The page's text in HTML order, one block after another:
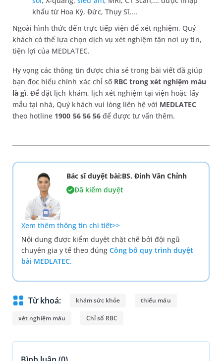
khẩu từ Hoa Kỳ, Đức, Thụy Sĩ,...
Ngoài hình thức đến trực tiếp viện để xét nghiệm, Quý
khách có thể lựa chọn dịch vụ xét nghiệm tận nơi uy tín,
tiện lợi của MEDLATEC.
Hy vọng các thông tin được chia sẻ trong bài viết đã giúp
bạn đọc hiểu chính xác chỉ số RBC trong xét nghiệm máu
là gì. Để đặt lịch khám, lịch xét nghiệm tại viện hoặc lấy
mẫu tại nhà, Quý khách vui lòng liên hệ với MEDLATEC
theo hotline 1900 56 56 56 để được tư vấn thêm.
Bác sĩ duyệt bài:BS. Đinh Văn Chỉnh
Đã kiểm duyệt
Xem thêm thông tin chi tiết>>
Nội dung được kiểm duyệt chặt chẽ bởi đội ngũ
chuyên gia y tế theo đúng Công bố quy trình duyệt
bài MEDLATEC.
Từ khoá: ​​khám sức khỏe thiếu máu
xét nghiệm máu Chỉ số RBC